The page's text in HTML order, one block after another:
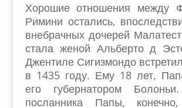
Хорошие отношения между
Римини остались,
внебрачных дочерей
стала женой Альберто д
Джентиле Сигизмондо
в 1435 году. Ему 18 лет,
его губернатором
посланника Папы,